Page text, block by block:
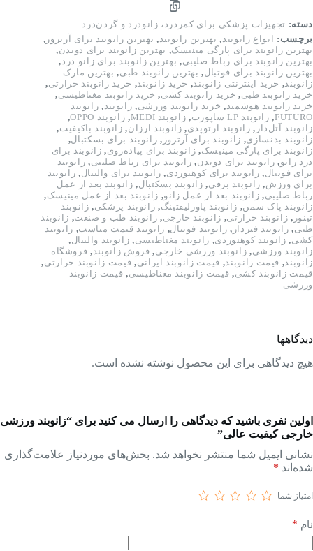
دسته: تجهیزات پزشکی برای کمردرد، زانودرد و گردن‌درد
برچسب: انواع زانوبند , بهترین زانوبند , بهترین زانوبند برای آرتروز ,
بهترین زانوبند برای پارگی مینیسک, بهترین زانوبند برای دویدن,
بهترین زانوبند برای رباط صلیبی, بهترین زانوبند برای زانو درد ,
بهترین زانوبند برای فوتبال, بهترین زانوبند طبی, بهترین مارک
زانوبند, خرید اینترنتی زانوبند, خرید زانوبند, خرید زانوبند حرارتی,
خرید زانوبند طبی, خرید زانوبند کشی, خرید زانوبند مغناطیسی,
خرید زانوبند هوشمند , خرید زانوبند ورزشی, زانوبند , زانوبند
FUTURO
, زانوبند LP ساپورت , زانوبند MEDI , زانوبند OPPO
,
زانوبند آتل‌دار , زانوبند ارتوپدی, زانوبند ارزان, زانوبند باکیفیت,
زانوبند بدنسازی, زانوبند برای آرتروز , زانوبند برای بسکتبال,
زانوبند برای پارگی مینیسک, زانوبند برای پیاده‌روی, زانوبند برای
درد زانو, زانوبند برای دویدن, زانوبند برای رباط صلیبی, زانوبند
برای فوتبال, زانوبند برای کوهنوردی, زانوبند برای والیبال, زانوبند
برای ورزش, زانوبند برقی, زانوبند بسکتبال, زانوبند بعد از عمل
رباط صلیبی, زانوبند بعد از عمل زانو, زانوبند بعد از عمل مینیسک,
زانوبند پاک سمن, زانوبند پاورلیفتینگ, زانوبند پزشکی, زانوبند
تینور , زانوبند حرارتی, زانوبند خارجی, زانوبند طب و صنعت, زانوبند
طبی, زانوبند فنردار , زانوبند فوتبال, زانوبند قیمت مناسب, زانوبند
کشی, زانوبند کوهنوردی, زانوبند مغناطیسی, زانوبند والیبال,
زانوبند ورزشی, زانوبند ورزشی خارجی, فروش زانوبند , فروشگاه
زانوبند, قیمت زانوبند, قیمت زانوبند ایرانی, قیمت زانوبند حرارتی,
قیمت زانوبند کشی, قیمت زانوبند مغناطیسی, قیمت زانوبند
ورزشی
دیدگاهها
هیچ دیدگاهی برای این محصول نوشته نشده است.
اولین نفری باشید که دیدگاهی را ارسال می کنید برای “زانوبند ورزشی
خارجی کیفیت عالی”
نشانی ایمیل شما منتشر نخواهد شد. بخش‌های موردنیاز علامت‌گذاری
شده‌اند *
امتیاز شما
نام *